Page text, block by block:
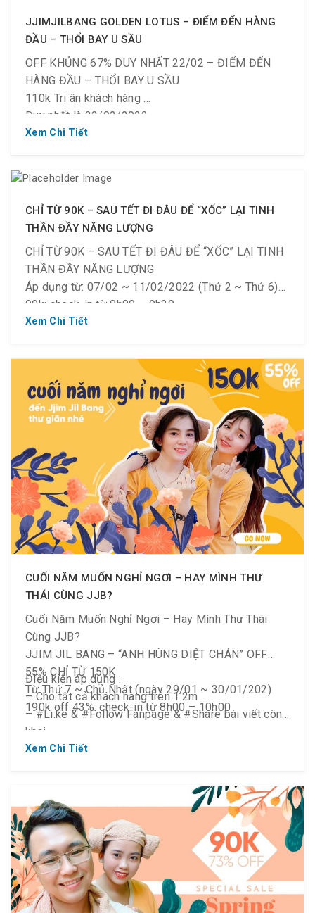
JJIMJILBANG GOLDEN LOTUS – ĐIỂM ĐẾN HÀNG
ĐẦU – THỔI BAY U SẦU
OFF KHỦNG 67% DUY NHẤT 22/02 – ĐIỂM ĐẾN
HÀNG ĐẦU – THỔI BAY U SẦU
110k Tri ân khách hàng
Duy nhất là 22/02/2022
Check in: 8h00 ~ 11h00 và sau 17h00
1.2m
– #Li.ke & #Follow Fanpage & #Share bài viết công
khai.
không?
Xem Chi Tiết
CHỈ TỪ 90K – SAU TẾT ĐI ĐÂU ĐỂ “XỐC” LẠI TINH
THẦN ĐẦY NĂNG LƯỢNG
CHỈ TỪ 90K – SAU TẾT ĐI ĐÂU ĐỂ “XỐC” LẠI TINH
THẦN ĐẦY NĂNG LƯỢNG
Áp dụng từ: 07/02 ~ 11/02/2022 (Thứ 2 ~ Thứ 6)
90k: check-in từ 8h00 – 9h30
190k off 43%: check-in từ 9h30 – 11h30
– Cho tất cả khách hàng trên 1.2m
– Like & Follow Fanpage & Share bài viết công khai
Buổi tối:
150k: check-in sau 17h30
Xem Chi Tiết
CUỐI NĂM MUỐN NGHỈ NGƠI – HAY MÌNH THƯ
THÁI CÙNG JJB?
Cuối Năm Muốn Nghỉ Ngơi – Hay Mình Thư Thái
Cùng JJB?
JJIM JIL BANG – “ANH HÙNG DIỆT CHÁN” OFF
55% CHỈ TỪ 150K
Từ Thứ 7 ~ Chủ Nhật (ngày 29/01 ~ 30/01/202)
190k off 43%: check-in từ 8h00 – 10h00
Điều kiện áp dụng :
– Cho tất cả khách hàng trên 1.2m
– #Li.ke & #Follow Fanpage & #Share bài viết công
khai
150k: check-in sau 17h00
Xem Chi Tiết